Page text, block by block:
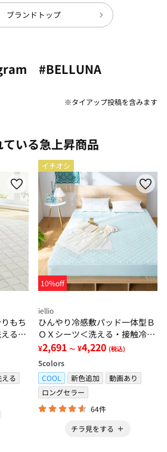
ブランドトップ
#BELLUNA
※タイアップ投稿を含みます
いる急上昇商品
もち
るラ
接触
＞
る
イチオシ
10%off
iellio
ひんやり冷感敷パッド一体型Ｂ
ＯＸシーツ＜洗える・接触冷
感・抗菌防臭・時短・家事楽・
ボックスシーツ・寝苦しさ対策
＞
¥2,691 ～ ¥4,220 (税込)
5colors
COOL
新色追加
動画あり
ロングセラー
64件
チラ見をする